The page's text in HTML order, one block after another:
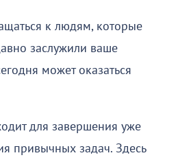
к людям, которые
заслужили ваше
может оказаться
для завершения уже
привычных задач. Здесь